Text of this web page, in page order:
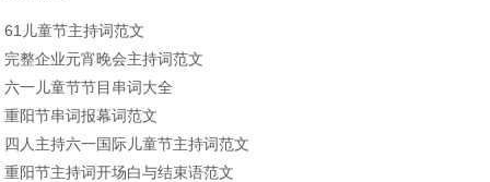
61儿童节主持词范文
完整企业元宵晚会主持词范文
六一儿童节节目串词大全
重阳节串词报幕词范文
四人主持六一国际儿童节主持词范文
重阳节主持词开场白与结束语范文